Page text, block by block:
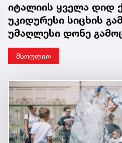
იტალიის ყველა დიდ
უკიდურესი სიცხის
უმაღლესი დონე
მსოფლიო